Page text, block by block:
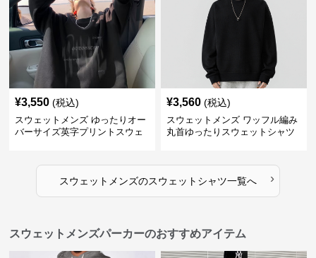
¥3,550 (税込)
スウェットメンズ ゆったりオー
バーサイズ英字プリントスウェ
¥3,560 (税込)
スウェットメンズ ワッフル編み
丸首ゆったりスウェットシャツ
スウェットメンズのスウェットシャツ一覧へ ›
スウェットメンズパーカーのおすすめアイテム